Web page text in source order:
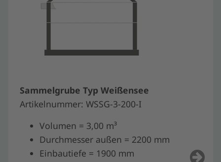
Sammelgrube Typ Weißensee
Artikelnummer: WSSG-3-200-I
Volumen = 3,00 m³
Durchmesser außen = 2200 mm
Einbautiefe = 1900 mm